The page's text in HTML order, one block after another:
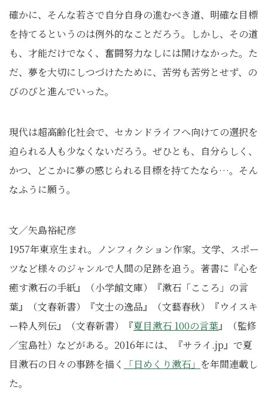
確かに、そんな若さで自分自身の進むべき道、明確な目標
を持てるというのは例外的なことだろう。しかし、その道
も、才能だけでなく、奮闘努力なしには開けなかった。た
だ、夢を大切にしつづけたために、苦労も苦労とせず、の
びのびと進んでいった。
現代は超高齢化社会で、セカンドライフへ向けての選択を
迫られる人も少なくないだろう。ぜひとも、自分らしく、
かつ、どこかに夢の感じられる目標を持てたなら…。そん
なふうに願う。
文／矢島裕紀彦
1957年東京生まれ。ノンフィクション作家。文学、スポー
ツなど様々のジャンルで人間の足跡を追う。著書に『心を
癒す漱石の手紙』（小学館文庫）『漱石「こころ」の言
葉』（文春新書）『文士の逸品』（文藝春秋）『ウイスキ
ー粋人列伝』（文春新書）『夏目漱石 100の言葉』（監修
／宝島社）などがある。2016年には、『サライ.jp』で夏
目漱石の日々の事跡を描く
「日めくり漱石」 を年間連載し
た。